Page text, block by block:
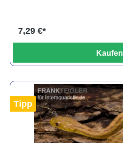
7,29 €*
Kaufen
Tipp